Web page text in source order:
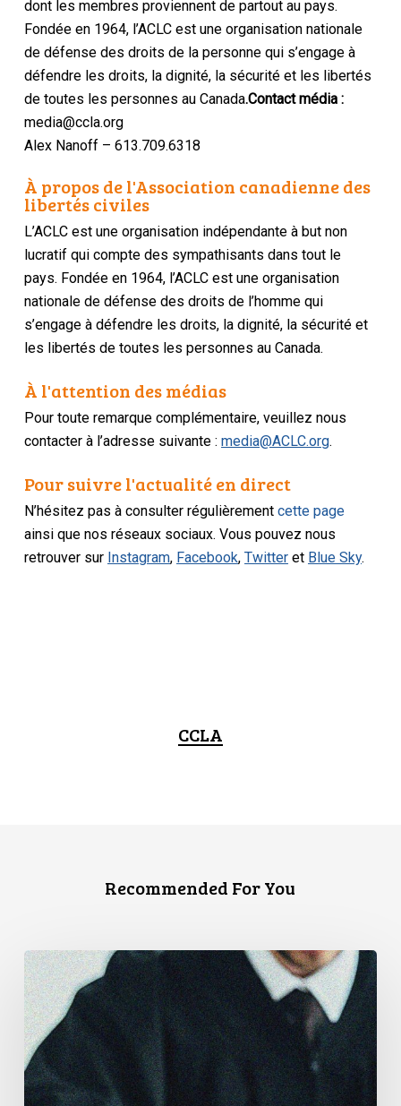
dont les membres proviennent de partout au pays.
Fondée en 1964, l’ACLC est une organisation nationale
de défense des droits de la personne qui s’engage à
défendre les droits, la dignité, la sécurité et les libertés
de toutes les personnes au Canada.Contact média :
media@ccla.org
Alex Nanoff – 613.709.6318
À propos de l'Association canadienne des
libertés civiles
L’ACLC est une organisation indépendante à but non
lucratif qui compte des sympathisants dans tout le
pays. Fondée en 1964, l’ACLC est une organisation
nationale de défense des droits de l’homme qui
s’engage à défendre les droits, la dignité, la sécurité et
les libertés de toutes les personnes au Canada.
À l'attention des médias
Pour toute remarque complémentaire, veuillez nous
contacter à l’adresse suivante :media@ACLC.org.
Pour suivre l'actualité en direct
N’hésitez pas à consulter régulièrementcette page
ainsi que nos réseaux sociaux. Vous pouvez nous
retrouver sur Instagram, Facebook,Twitter et Blue Sky.
CCLA
Recommended For You
L’Association
canadienne
des
libertés
civiles
exhorte
le